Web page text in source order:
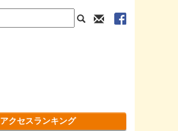
アクセスランキング